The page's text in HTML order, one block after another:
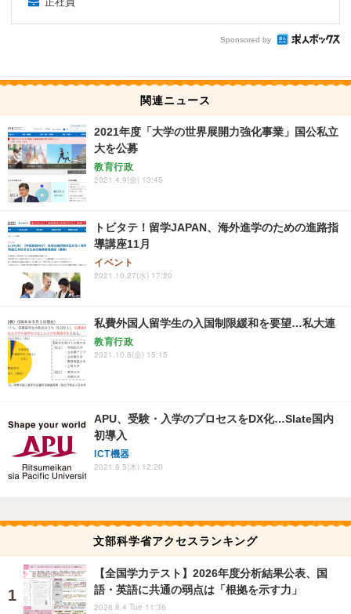
Sponsored by
関連ニュース
2021年度「大学の世界展開力強化事業」国公私立
大を公募
教育行政
2021.4.9(金) 13:45
トビタテ！留学JAPAN、海外進学のための進路指
導講座11月
イベント
2021.10.27(水) 17:20
私費外国人留学生の入国制限緩和を要望…私大連
教育行政
2021.10.8(金) 15:15
APU、受験・入学のプロセスをDX化…Slate国内
初導入
ICT機器
2021.8.5(木) 12:20
文部科学省アクセスランキング
【全国学力テスト】2026年度分析結果公表、国
語・英語に共通の弱点は「根拠を示す力」
2026.8.4 Tue 11:36